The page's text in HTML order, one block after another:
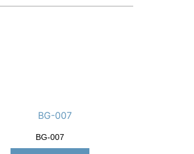
BG-007